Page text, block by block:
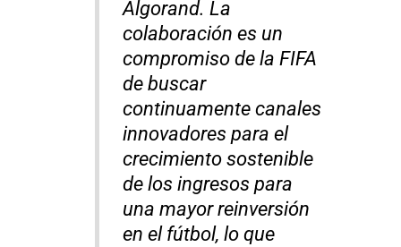
Algorand. La
colaboración es un
compromiso de la FIFA
de buscar
continuamente canales
innovadores para el
crecimiento sostenible
de los ingresos para
una mayor reinversión
en el fútbol, lo que